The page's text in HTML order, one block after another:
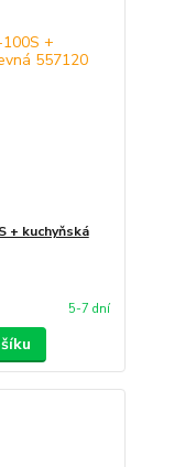
+ kuchyňská
5-7 dní